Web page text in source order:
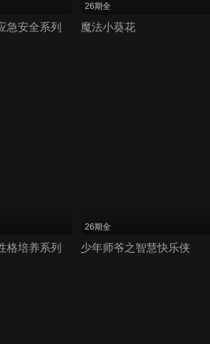
急安全系列
26期全
魔法小葵花
格培养系列
26期全
少年师爷之智慧快乐侠